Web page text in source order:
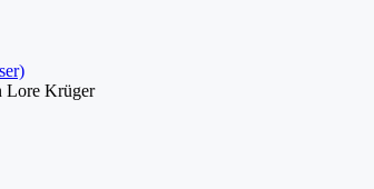
Lore Krüger